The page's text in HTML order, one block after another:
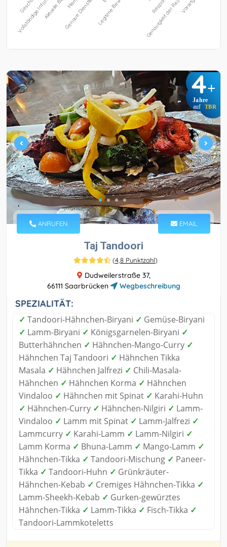
4+
Jahre
auf TBR
ANRUFEN EMAIL
Taj Tandoori
(4,8 Punktzahl)
Dudweilerstraße 37,
66111 Saarbrücken
Wegbeschreibung
SPEZIALITÄT:
✓ Tandoori-Hähnchen-Biryani ✓ Gemüse-Biryani
✓ Lamm-Biryani ✓ Königsgarnelen-Biryani ✓
Butterhähnchen ✓ Hähnchen-Mango-Curry ✓
Hähnchen Taj Tandoori ✓ Hähnchen Tikka
Masala ✓ Hähnchen Jalfrezi ✓ Chili-Masala-
Hähnchen ✓ Hähnchen Korma ✓ Hähnchen
Vindaloo ✓ Hähnchen mit Spinat ✓ Karahi-Huhn
✓ Hähnchen-Curry ✓ Hähnchen-Nilgiri ✓ Lamm-
Vindaloo ✓ Lamm mit Spinat ✓ Lamm-Jalfrezi ✓
Lammcurry ✓ Karahi-Lamm ✓ Lamm-Nilgiri ✓
Lamm Korma ✓ Bhuna-Lamm ✓ Mango-Lamm ✓
Hähnchen-Tikka ✓ Tandoori-Mischung ✓ Paneer-
Tikka ✓ Tandoori-Huhn ✓ Grünkräuter-
Hähnchen-Kebab ✓ Cremiges Hähnchen-Tikka ✓
Lamm-Sheekh-Kebab ✓ Gurken-gewürztes
Hähnchen-Tikka ✓ Lamm-Tikka ✓ Fisch-Tikka ✓
Tandoori-Lammkoteletts